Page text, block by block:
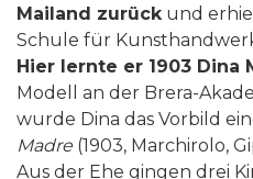
Mailand zurückund
Schule für
Hier lernte er 1903 Dina
Modell an der Brera-
wurde Dina das Vorbild
Madre (1903, Marchirolo,
Aus der Ehe gingen drei